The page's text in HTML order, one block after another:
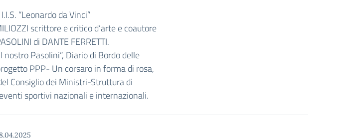
“Leonardo da Vinci”
scrittore e critico d’arte e coautore
di DANTE FERRETTI.
Pasolini”, Diario di Bordo delle
PPP- Un corsaro in forma di rosa,
Consiglio dei Ministri-Struttura di
sportivi nazionali e internazionali.